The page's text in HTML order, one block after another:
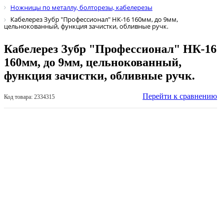
Ножницы по металлу, болторезы, кабелерезы
Кабелерез Зубр "Профессионал" НК-16 160мм, до 9мм,
цельнокованный, функция зачистки, обливные ручк.
Кабелерез Зубр "Профессионал" НК-16
160мм, до 9мм, цельнокованный,
функция зачистки, обливные ручк.
Код товара: 2334315 Перейти к сравнению